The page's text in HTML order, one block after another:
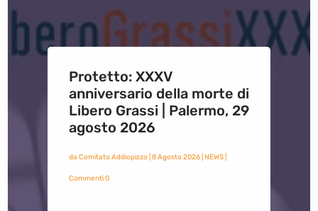
Protetto: XXXV
anniversario della morte di
Libero Grassi | Palermo, 29
agosto 2026
da Comitato Addiopizzo| 8 Agosto 2026| NEWS|
Commenti 0